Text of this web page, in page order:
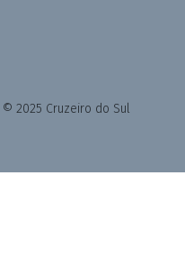
2025 Cruzeiro do Sul